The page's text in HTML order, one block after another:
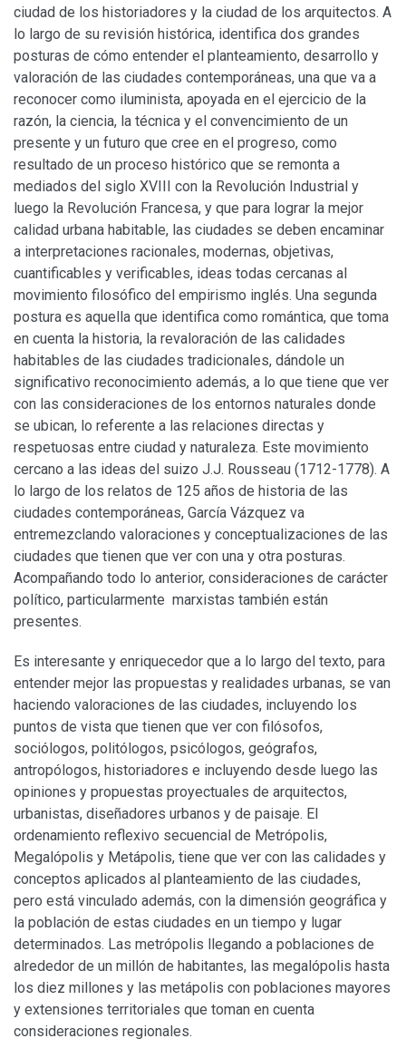
ciudad de los historiadores y la ciudad de los arquitectos. A
lo largo de su revisión histórica, identifica dos grandes
posturas de cómo entender el planteamiento, desarrollo y
valoración de las ciudades contemporáneas, una que va a
reconocer como iluminista, apoyada en el ejercicio de la
razón, la ciencia, la técnica y el convencimiento de un
presente y un futuro que cree en el progreso, como
resultado de un proceso histórico que se remonta a
mediados del siglo XVIII con la Revolución Industrial y
luego la Revolución Francesa, y que para lograr la mejor
calidad urbana habitable, las ciudades se deben encaminar
a interpretaciones racionales, modernas, objetivas,
cuantificables y verificables, ideas todas cercanas al
movimiento filosófico del empirismo inglés. Una segunda
postura es aquella que identifica como romántica, que toma
en cuenta la historia, la revaloración de las calidades
habitables de las ciudades tradicionales, dándole un
significativo reconocimiento además, a lo que tiene que ver
con las consideraciones de los entornos naturales donde
se ubican, lo referente a las relaciones directas y
respetuosas entre ciudad y naturaleza. Este movimiento
cercano a las ideas del suizo J.J. Rousseau (1712-1778). A
lo largo de los relatos de 125 años de historia de las
ciudades contemporáneas, García Vázquez va
entremezclando valoraciones y conceptualizaciones de las
ciudades que tienen que ver con una y otra posturas.
Acompañando todo lo anterior, consideraciones de carácter
político, particularmente marxistas también están
presentes.
Es interesante y enriquecedor que a lo largo del texto, para
entender mejor las propuestas y realidades urbanas, se van
haciendo valoraciones de las ciudades, incluyendo los
puntos de vista que tienen que ver con filósofos,
sociólogos, politólogos, psicólogos, geógrafos,
antropólogos, historiadores e incluyendo desde luego las
opiniones y propuestas proyectuales de arquitectos,
urbanistas, diseñadores urbanos y de paisaje. El
ordenamiento reflexivo secuencial de Metrópolis,
Megalópolis y Metápolis, tiene que ver con las calidades y
conceptos aplicados al planteamiento de las ciudades,
pero está vinculado además, con la dimensión geográfica y
la población de estas ciudades en un tiempo y lugar
determinados. Las metrópolis llegando a poblaciones de
alrededor de un millón de habitantes, las megalópolis hasta
los diez millones y las metápolis con poblaciones mayores
y extensiones territoriales que toman en cuenta
consideraciones regionales.